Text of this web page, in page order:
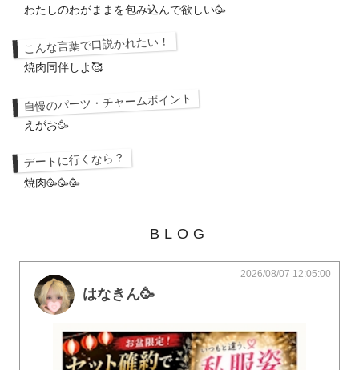
わたしのわがままを包み込んで欲しい🥳
こんな言葉で口説かれたい！
焼肉同伴しよ🥰
自慢のパーツ・チャームポイント
えがお🥳
デートに行くなら？
焼肉🥳🥳🥳
BLOG
はなきん🥳
2026/08/07 12:05:00